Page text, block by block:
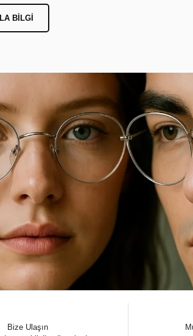
BILGI
Bize Ulaşın